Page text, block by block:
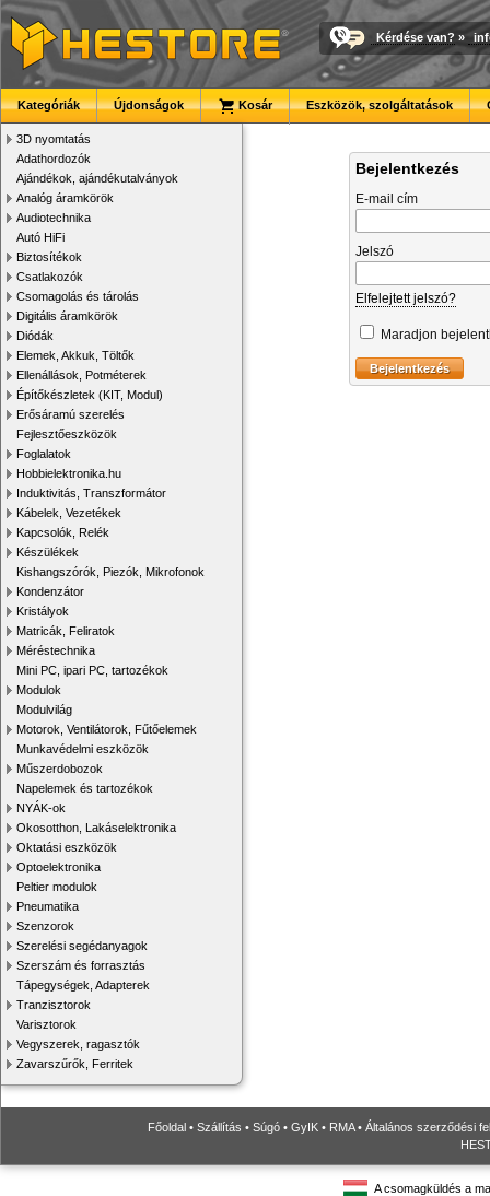
Kérdése van? »
Kategóriák Újdonságok Kosár Eszközök, szolgáltatások
3D nyomtatás
Adathordozók
Ajándékok, ajándékutalványok
Analóg áramkörök
Audiotechnika
Autó HiFi
Biztosítékok
Csatlakozók
Csomagolás és tárolás
Digitális áramkörök
Diódák
Elemek, Akkuk, Töltők
Ellenállások, Potméterek
Építőkészletek (KIT, Modul)
Erősáramú szerelés
Fejlesztőeszközök
Foglalatok
Hobbielektronika.hu
Induktivitás, Transzformátor
Kábelek, Vezetékek
Kapcsolók, Relék
Készülékek
Kishangszórók, Piezók, Mikrofonok
Kondenzátor
Kristályok
Matricák, Feliratok
Méréstechnika
Mini PC, ipari PC, tartozékok
Modulok
Modulvilág
Motorok, Ventilátorok, Fűtőelemek
Munkavédelmi eszközök
Műszerdobozok
Napelemek és tartozékok
NYÁK-ok
Okosotthon, Lakáselektronika
Oktatási eszközök
Optoelektronika
Peltier modulok
Pneumatika
Szenzorok
Szerelési segédanyagok
Szerszám és forrasztás
Tápegységek, Adapterek
Tranzisztorok
Varisztorok
Vegyszerek, ragasztók
Zavarszűrők, Ferritek
Bejelentkezés
E-mail cím
Jelszó
Elfelejtett jelszó?
Maradjon
Főoldal • Szállítás • Súgó • GyIK • RMA• Általános szerződési
A csomagküldés a